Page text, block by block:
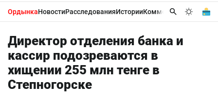
ОрдынкаНовостиРасследованияИсторииКомментарииБизнес
Директор отделения банка и
кассир подозреваются в
хищении 255 млн тенге в
Степногорске